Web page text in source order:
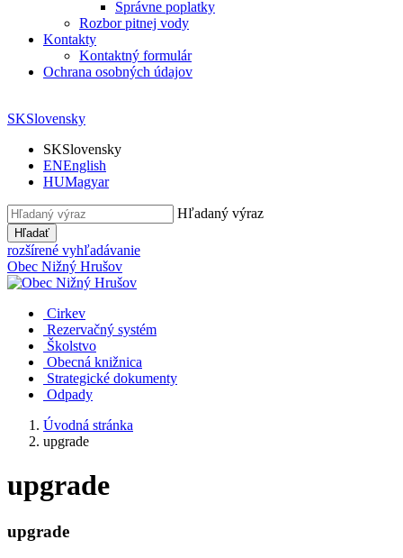
Správne poplatky
Rozbor pitnej vody
Kontakty
Kontaktný formulár
Ochrana osobných údajov
SKSlovensky
SKSlovensky
ENEnglish
HUMagyar
Hľadaný výraz
Hľadať
rozšírené vyhľadávanie
Obec Nižný Hrušov
Cirkev
Rezervačný systém
Školstvo
Obecná knižnica
Strategické dokumenty
Odpady
Úvodná stránka
upgrade
upgrade
upgrade